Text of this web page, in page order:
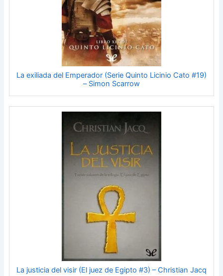
La exiliada del Emperador (Serie Quinto Licinio Cato #19)
– Simon Scarrow
La justicia del visir (El juez de Egipto #3) – Christian Jacq